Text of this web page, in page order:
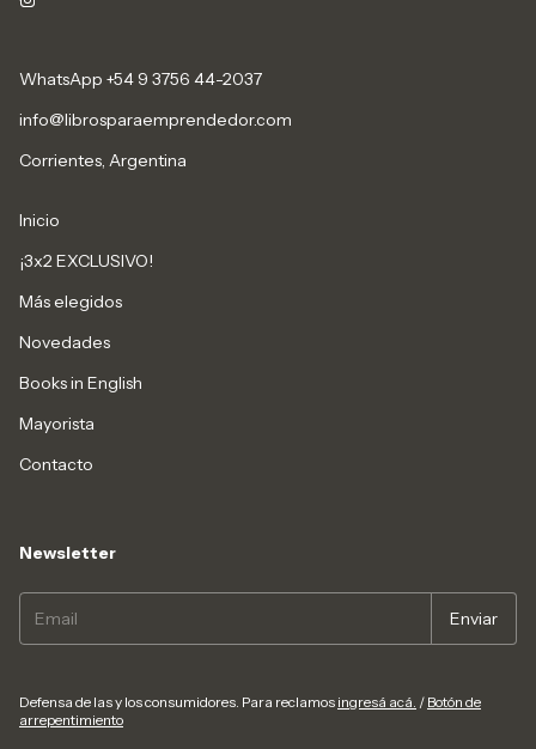
WhatsApp +54 9 3756 44-2037
info@librosparaemprendedor.com
Corrientes, Argentina
Inicio
¡3x2 EXCLUSIVO!
Más elegidos
Novedades
Books in English
Mayorista
Contacto
Newsletter
Defensa de las y los consumidores. Para reclamos ingresá acá. / Botón de
arrepentimiento